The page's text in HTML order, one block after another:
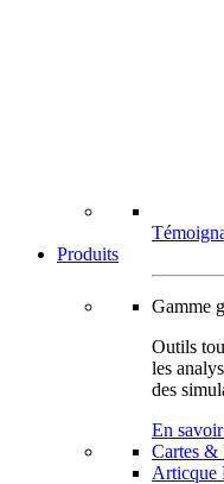
Produits
Gamme
Outils
les
des
En
Cartes &
Articque